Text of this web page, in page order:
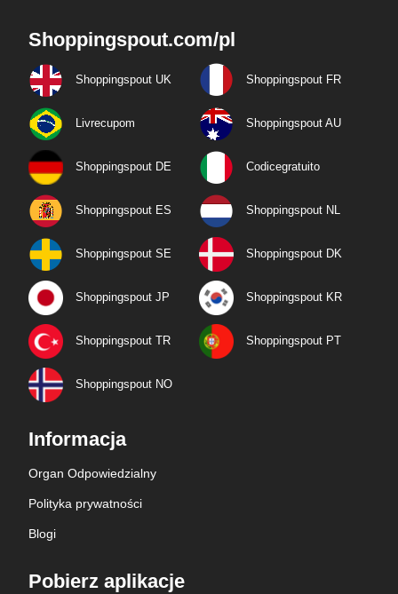
Shoppingspout.com/pl
Shoppingspout UK Shoppingspout FR
Livrecupom Shoppingspout AU
Shoppingspout DE Codicegratuito
Shoppingspout ES Shoppingspout NL
Shoppingspout SE Shoppingspout DK
Shoppingspout JP Shoppingspout KR
Shoppingspout TR Shoppingspout PT
Shoppingspout NO
Informacja
Organ Odpowiedzialny
Polityka prywatności
Blogi
Pobierz aplikacje